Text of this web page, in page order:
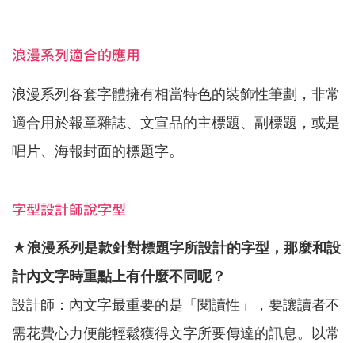
浪漫系列適合的應用
浪漫系列各套字體擁有相當特色的裝飾性筆劃，非常
適合用於報章雜誌、文宣品的主標題、副標題，或是
唱片、海報封面的標題字。
字型設計師說字型
★浪漫系列是款針對標題字所設計的字型，那麼和設
計內文字時重點上有什麼不同呢？
設計師：內文字最重要的是「閱讀性」，要讓讀者不
需花費心力便能輕鬆獲得文字所要傳達的訊息。以常